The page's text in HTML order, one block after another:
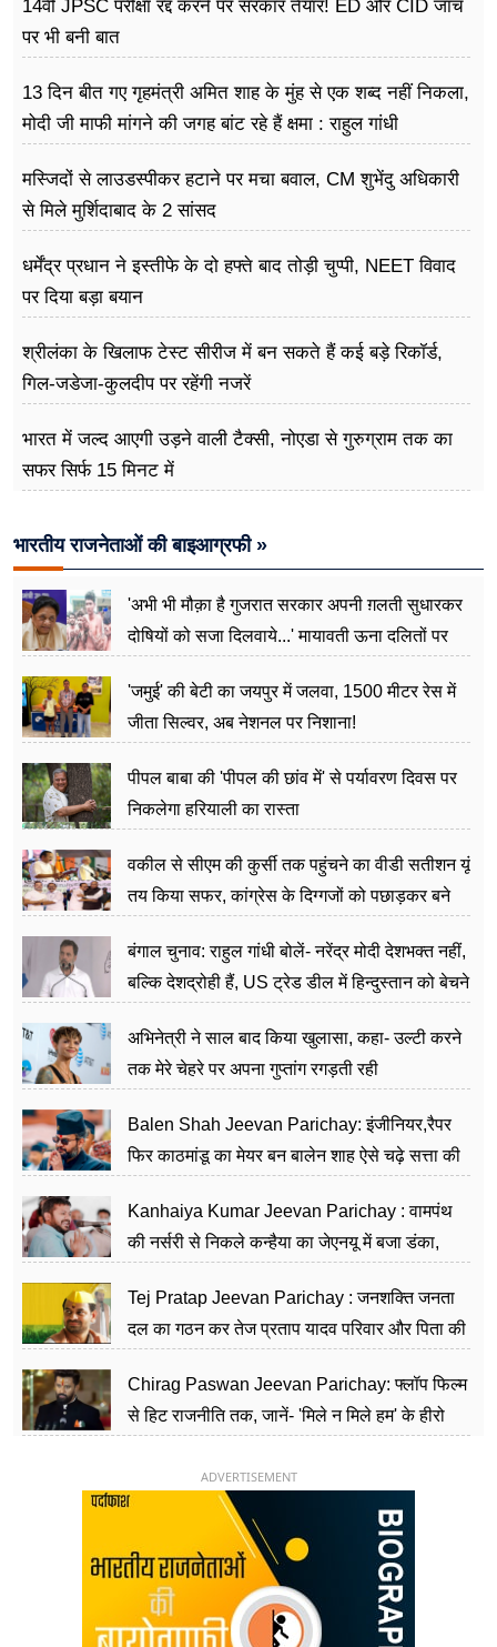
14वीं JPSC परीक्षा रद्द करने पर सरकार तैयार! ED और CID जांच
पर भी बनी बात
13 दिन बीत गए गृहमंत्री अमित शाह के मुंह से एक शब्द नहीं निकला,
मोदी जी माफी मांगने की जगह बांट रहे हैं क्षमा : राहुल गांधी
मस्जिदों से लाउडस्पीकर हटाने पर मचा बवाल, CM शुभेंदु अधिकारी
से मिले मुर्शिदाबाद के 2 सांसद
धर्मेंद्र प्रधान ने इस्तीफे के दो हफ्ते बाद तोड़ी चुप्पी, NEET विवाद
पर दिया बड़ा बयान
श्रीलंका के खिलाफ टेस्ट सीरीज में बन सकते हैं कई बड़े रिकॉर्ड,
गिल-जडेजा-कुलदीप पर रहेंगी नजरें
भारत में जल्द आएगी उड़ने वाली टैक्सी, नोएडा से गुरुग्राम तक का
सफर सिर्फ 15 मिनट में
भारतीय राजनेताओं की बाइआग्रफी »
'अभी भी मौक़ा है गुजरात सरकार अपनी ग़लती सुधारकर
दोषियों को सजा दिलवाये...' मायावती ऊना दलितों पर
'जमुई' की बेटी का जयपुर में जलवा, 1500 मीटर रेस में
जीता सिल्वर, अब नेशनल पर निशाना!
पीपल बाबा की 'पीपल की छांव में' से पर्यावरण दिवस पर
निकलेगा हरियाली का रास्ता
वकील से सीएम की कुर्सी तक पहुंचने का वीडी सतीशन यूं
तय किया सफर, कांग्रेस के दिग्गजों को पछाड़कर बने
बंगाल चुनाव: राहुल गांधी बोलें- नरेंद्र मोदी देशभक्त नहीं,
बल्कि देशद्रोही हैं, US ट्रेड डील में हिन्दुस्तान को बेचने
अभिनेत्री ने साल बाद किया खुलासा, कहा- उल्टी करने
तक मेरे चेहरे पर अपना गुप्तांग रगड़ती रही
Balen Shah Jeevan Parichay: इंजीनियर,रैपर
फिर काठमांडू का मेयर बन बालेन शाह ऐसे चढ़े सत्ता की
Kanhaiya Kumar Jeevan Parichay : वामपंथ
की नर्सरी से निकले कन्हैया का जेएनयू में बजा डंका,
Tej Pratap Jeevan Parichay : जनशक्ति जनता
दल का गठन कर तेज प्रताप यादव परिवार और पिता की
Chirag Paswan Jeevan Parichay: फ्लॉप फिल्म
से हिट राजनीति तक, जानें- 'मिले न मिले हम' के हीरो
ADVERTISEMENT